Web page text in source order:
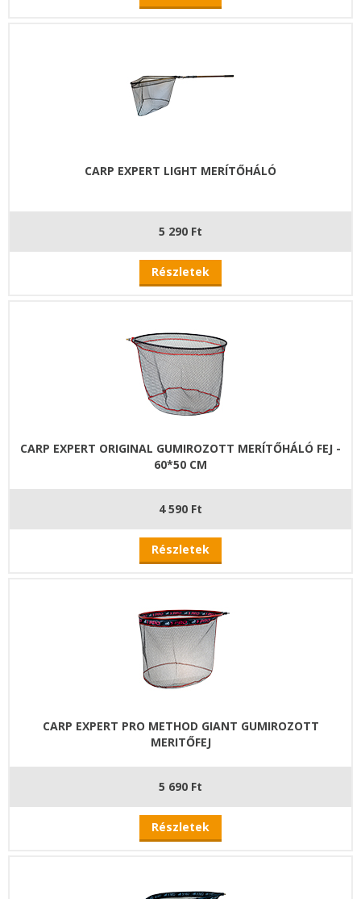
CARP EXPERT LIGHT MERÍTŐHÁLÓ
5 290 Ft
Részletek
CARP EXPERT ORIGINAL GUMIROZOTT MERÍTŐHÁLÓ FEJ -
60*50 CM
4 590 Ft
Részletek
CARP EXPERT PRO METHOD GIANT GUMIROZOTT
MERITŐFEJ
5 690 Ft
Részletek